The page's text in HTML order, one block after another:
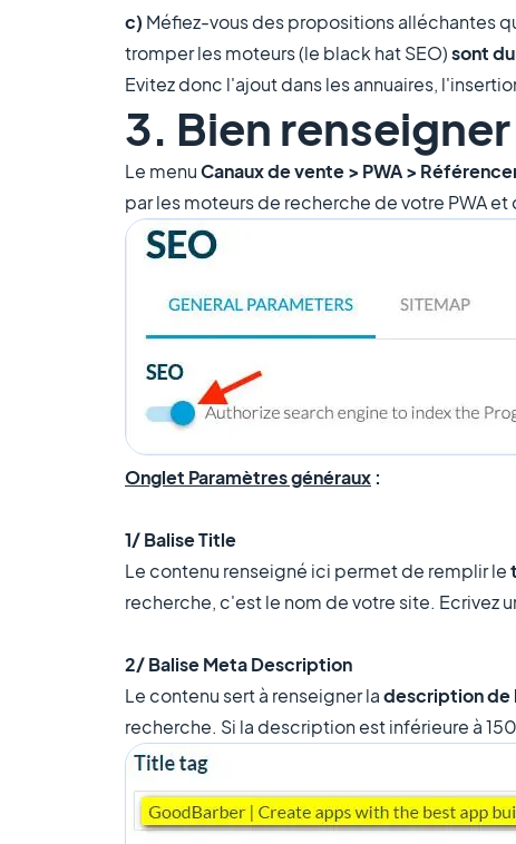
c) Méfiez-vous des propositions alléchantes
tromper les moteurs (le black hat SEO)sont
Evitez donc l'ajout dans les annuaires,
3. Bien
Le menuCanaux de vente > PWA >
par les moteurs de recherche de votre PWA
Onglet Paramètres généraux:
1/ Balise Title
Le contenu renseigné ici permet de remplir le
recherche, c'est le nom de votre site. Ecrivez
2/ Balise Meta Description
Le contenu sert à renseigner ladescription de
recherche. Si la description est inférieure à